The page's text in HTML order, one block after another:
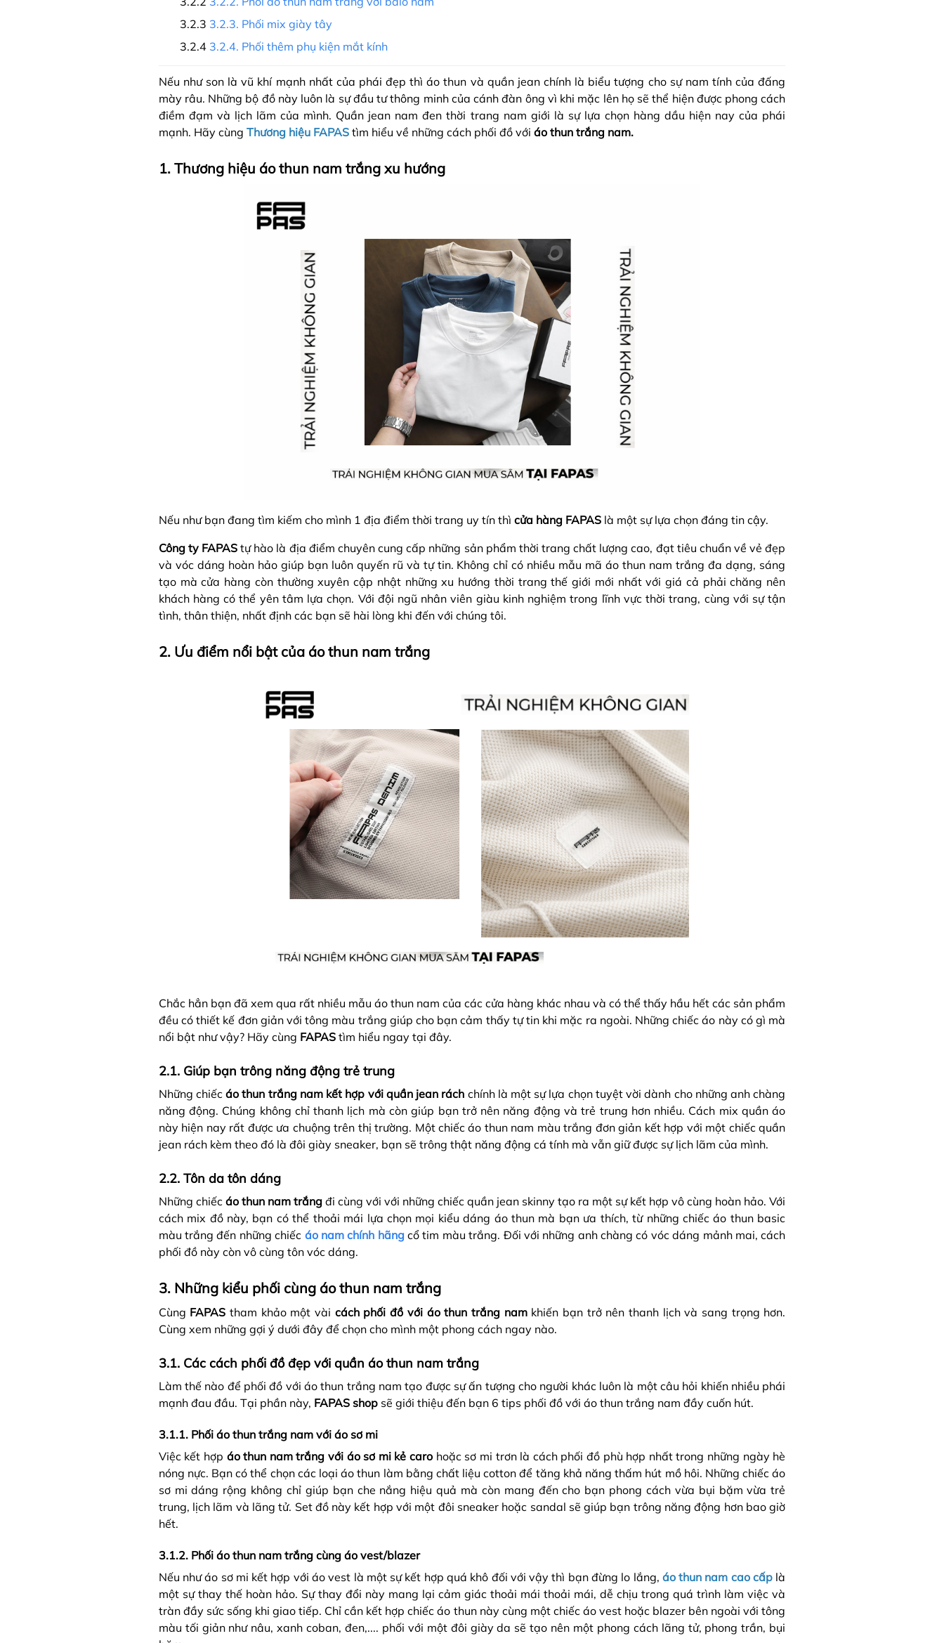
3.2.3. Phối mix giày tây
3.2.4. Phối thêm phụ kiện mắt kính
Nếu như son là vũ khí mạnh nhất của phái đẹp thì áo thun và quần jean chính là biểu tượng cho sự nam tính của đấng
mày râu. Những bộ đồ này luôn là sự đầu tư thông minh của cánh đàn ông vì khi mặc lên họ sẽ thể hiện được phong cách
điềm đạm và lịch lãm của mình. Quần jean nam đen thời trang nam giới là sự lựa chọn hàng dầu hiện nay của phái
mạnh. Hãy cùng Thương hiệu FAPAS tìm hiểu về những cách phối đồ với áo thun trắng nam.
1. Thương hiệu áo thun nam trắng xu hướng
Nếu như bạn đang tìm kiếm cho mình 1 địa điểm thời trang uy tín thì cửa hàng FAPASlà một sự lựa chọn đáng tin cậy.
Công ty FAPAS tự hào là địa điểm chuyên cung cấp những sản phẩm thời trang chất lượng cao, đạt tiêu chuẩn về vẻ đẹp
và vóc dáng hoàn hảo giúp bạn luôn quyến rũ và tự tin. Không chỉ có nhiều mẫu mã áo thun nam trắng đa dạng, sáng
tạo mà cửa hàng còn thường xuyên cập nhật những xu hướng thời trang thế giới mới nhất với giá cả phải chăng nên
khách hàng có thể yên tâm lựa chọn. Với đội ngũ nhân viên giàu kinh nghiệm trong lĩnh vực thời trang, cùng với sự tận
tình, thân thiện, nhất định các bạn sẽ hài lòng khi đến với chúng tôi.
2. Ưu điểm nổi bật của áo thun nam trắng
Chắc hẳn bạn đã xem qua rất nhiều mẫu áo thun nam của các cửa hàng khác nhau và có thể thấy hầu hết các sản phẩm
đều có thiết kế đơn giản với tông màu trắng giúp cho bạn cảm thấy tự tin khi mặc ra ngoài. Những chiếc áo này có gì mà
nổi bật như vậy? Hãy cùng FAPAStìm hiểu ngay tại đây.
2.1. Giúp bạn trông năng động trẻ trung
Những chiếc áo thun trắng nam kết hợp với quần jean rách chính là một sự lựa chọn tuyệt vời dành cho những anh chàng
năng động. Chúng không chỉ thanh lịch mà còn giúp bạn trở nên năng động và trẻ trung hơn nhiều. Cách mix quần áo
này hiện nay rất được ưa chuộng trên thị trường. Một chiếc áo thun nam màu trắng đơn giản kết hợp với một chiếc quần
jean rách kèm theo đó là đôi giày sneaker, bạn sẽ trông thật năng động cá tính mà vẫn giữ được sự lịch lãm của mình.
2.2. Tôn da tôn dáng
Những chiếc áo thun nam trắngđi cùng với với những chiếc quần jean skinny tạo ra một sự kết hợp vô cùng hoàn hảo. Với
cách mix đồ này, bạn có thể thoải mái lựa chọn mọi kiểu dáng áo thun mà bạn ưa thích, từ những chiếc áo thun basic
màu trắng đến những chiếc áo nam chính hãngcổ tim màu trắng. Đối với những anh chàng có vóc dáng mảnh mai, cách
phối đồ này còn vô cùng tôn vóc dáng.
3. Những kiểu phối cùng áo thun nam trắng
Cùng FAPAS tham khảo một vài cách phối đồ với áo thun trắng namkhiến bạn trở nên thanh lịch và sang trọng hơn.
Cùng xem những gợi ý dưới đây để chọn cho mình một phong cách ngay nào.
3.1. Các cách phối đồ đẹp với quần áo thun nam trắng
Làm thế nào để phối đồ với áo thun trắng nam tạo được sự ấn tượng cho người khác luôn là một câu hỏi khiến nhiều phái
mạnh đau đầu. Tại phần này, FAPAS shopsẽ giới thiệu đến bạn 6 tips phối đồ với áo thun trắng nam đầy cuốn hút.
3.1.1. Phối áo thun trắng nam với áo sơ mi
Việc kết hợp áo thun nam trắng với áo sơ mi kẻ caro hoặc sơ mi trơn là cách phối đồ phù hợp nhất trong những ngày hè
nóng nực. Bạn có thể chọn các loại áo thun làm bằng chất liệu cotton để tăng khả năng thấm hút mồ hôi. Những chiếc áo
sơ mi dáng rộng không chỉ giúp bạn che nắng hiệu quả mà còn mang đến cho bạn phong cách vừa bụi bặm vừa trẻ
trung, lịch lãm và lãng tử. Set đồ này kết hợp với một đôi sneaker hoặc sandal sẽ giúp bạn trông năng động hơn bao giờ
hết.
3.1.2. Phối áo thun nam trắng cùng áo vest/blazer
Nếu như áo sơ mi kết hợp với áo vest là một sự kết hợp quá khô đối với vậy thì bạn đừng lo lắng, áo thun nam cao cấplà
một sự thay thế hoàn hảo. Sự thay đổi này mang lại cảm giác thoải mái thoải mái, dễ chịu trong quá trình làm việc và
tràn đầy sức sống khi giao tiếp. Chỉ cần kết hợp chiếc áo thun này cùng một chiếc áo vest hoặc blazer bên ngoài với tông
màu tối giản như nâu, xanh coban, đen,.... phối với một đôi giày da sẽ tạo nên một phong cách lãng tử, phong trần, bụi